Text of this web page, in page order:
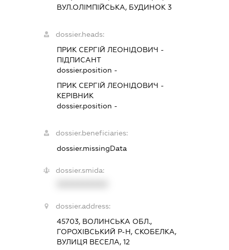
ВУЛ.ОЛІМПІЙСЬКА, БУДИНОК 3
dossier.heads:
ПРИК СЕРГІЙ ЛЕОНІДОВИЧ -
ПІДПИСАНТ
dossier.position -
ПРИК СЕРГІЙ ЛЕОНІДОВИЧ -
КЕРІВНИК
dossier.position -
dossier.beneficiaries:
dossier.missingData
dossier.smida:
dossier.address:
45703, ВОЛИНСЬКА ОБЛ.,
ГОРОХІВСЬКИЙ Р-Н, СКОБЕЛКА,
ВУЛИЦЯ ВЕСЕЛА, 12